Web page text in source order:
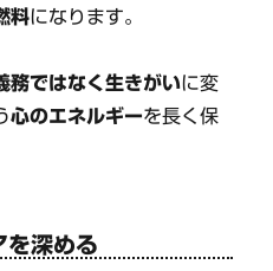
料になります。
務ではなく生きがいに変
心のエネルギーを長く保
を深める